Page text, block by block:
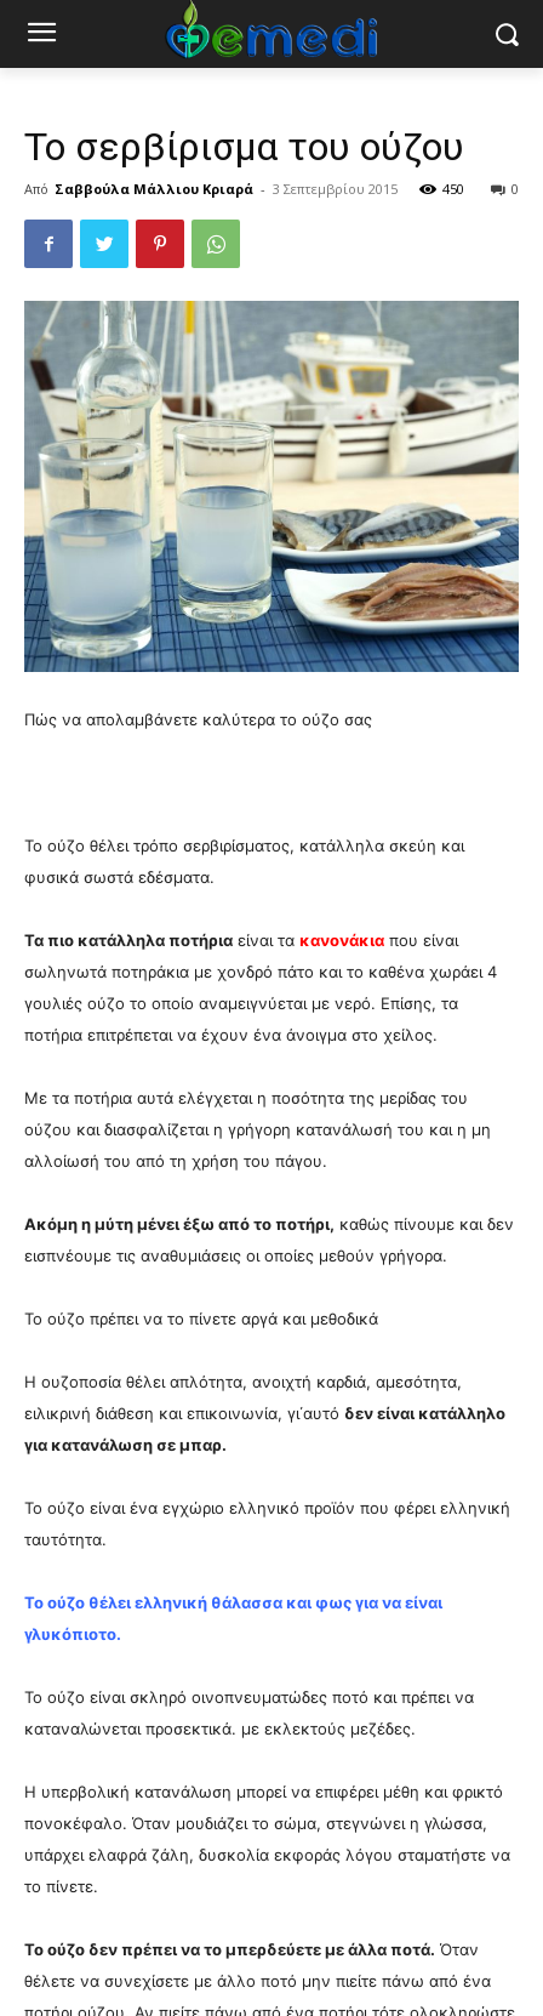
Το σερβίρισμα του ούζου
Από Σαββούλα Μάλλιου Κριαρά - 3 Σεπτεμβρίου 2015 0
450
Πώς να απολαμβάνετε καλύτερα το ούζο σας
Το ούζο θέλει τρόπο σερβιρίσματος, κατάλληλα σκεύη και
φυσικά σωστά εδέσματα.
Τα πιο κατάλληλα ποτήρια είναι τα κανονάκια που είναι
σωληνωτά ποτηράκια με χονδρό πάτο και το καθένα χωράει 4
γουλιές ούζο το οποίο αναμειγνύεται με νερό. Επίσης, τα
ποτήρια επιτρέπεται να έχουν ένα άνοιγμα στο χείλος.
Με τα ποτήρια αυτά ελέγχεται η ποσότητα της μερίδας του
ούζου και διασφαλίζεται η γρήγορη κατανάλωσή του και η μη
αλλοίωσή του από τη χρήση του πάγου.
Ακόμη η μύτη μένει έξω από το ποτήρι, καθώς πίνουμε και δεν
εισπνέουμε τις αναθυμιάσεις οι οποίες μεθούν γρήγορα.
Το ούζο πρέπει να το πίνετε αργά και μεθοδικά
Η ουζοποσία θέλει απλότητα, ανοιχτή καρδιά, αμεσότητα,
ειλικρινή διάθεση και επικοινωνία, γι΄αυτό δεν είναι κατάλληλο
για κατανάλωση σε μπαρ.
Το ούζο είναι ένα εγχώριο ελληνικό προϊόν που φέρει ελληνική
ταυτότητα.
Το ούζο θέλει ελληνική θάλασσα και φως για να είναι
γλυκόπιοτο.
Το ούζο είναι σκληρό οινοπνευματώδες ποτό και πρέπει να
καταναλώνεται προσεκτικά. με εκλεκτούς μεζέδες.
Η υπερβολική κατανάλωση μπορεί να επιφέρει μέθη και φρικτό
πονοκέφαλο. Όταν μουδιάζει το σώμα, στεγνώνει η γλώσσα,
υπάρχει ελαφρά ζάλη, δυσκολία εκφοράς λόγου σταματήστε να
το πίνετε.
Το ούζο δεν πρέπει να το μπερδεύετε με άλλα ποτά. Όταν
θέλετε να συνεχίσετε με άλλο ποτό μην πιείτε πάνω από ένα